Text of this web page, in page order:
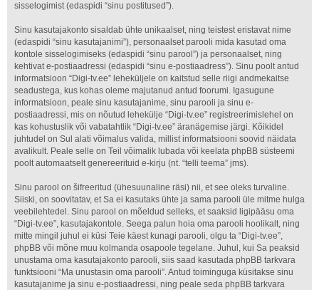
sisselogimist (edaspidi “sinu postitused”).
Sinu kasutajakonto sisaldab ühte unikaalset, ning teistest eristavat nime
(edaspidi “sinu kasutajanimi”), personaalset parooli mida kasutad oma
kontole sisselogimiseks (edaspidi “sinu parool”) ja personaalset, ning
kehtivat e-postiaadressi (edaspidi “sinu e-postiaadress”). Sinu poolt antud
informatsioon “Digi-tv.ee” leheküljele on kaitstud selle riigi andmekaitse
seadustega, kus kohas oleme majutanud antud foorumi. Igasugune
informatsioon, peale sinu kasutajanime, sinu parooli ja sinu e-
postiaadressi, mis on nõutud lehekülje “Digi-tv.ee” registreerimislehel on
kas kohustuslik või vabatahtlik “Digi-tv.ee” äranägemise järgi. Kõikidel
juhtudel on Sul alati võimalus valida, millist informatsiooni soovid näidata
avalikult. Peale selle on Teil võimalik lubada või keelata phpBB süsteemi
poolt automaatselt genereerituid e-kirju (nt. “telli teema” jms).
Sinu parool on šifreeritud (ühesuunaline räsi) nii, et see oleks turvaline.
Siiski, on soovitatav, et Sa ei kasutaks ühte ja sama parooli üle mitme hulga
veebilehtedel. Sinu parool on mõeldud selleks, et saaksid ligipääsu oma
“Digi-tv.ee”, kasutajakontole. Seega palun hoia oma parooli hoolikalt, ning
mitte mingil juhul ei küsi Teie käest kunagi parooli, olgu ta “Digi-tv.ee”,
phpBB või mõne muu kolmanda osapoole tegelane. Juhul, kui Sa peaksid
unustama oma kasutajakonto parooli, siis saad kasutada phpBB tarkvara
funktsiooni “Ma unustasin oma parooli”. Antud toiminguga küsitakse sinu
kasutajanime ja sinu e-postiaadressi, ning peale seda phpBB tarkvara